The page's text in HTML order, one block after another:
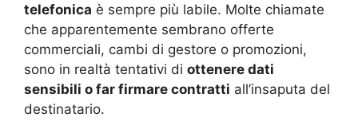
telefonica è sempre più labile. Molte chiamate
che apparentemente sembrano offerte
commerciali, cambi di gestore o promozioni,
sono in realtà tentativi di ottenere dati
sensibili o far firmare contratti all’insaputa del
destinatario.